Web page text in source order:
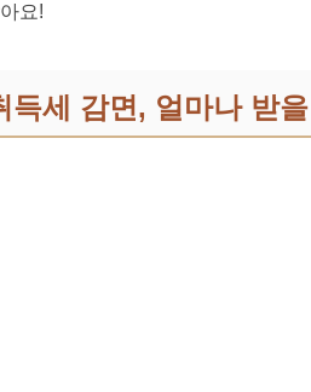
요!
득세 감면, 얼마나 받